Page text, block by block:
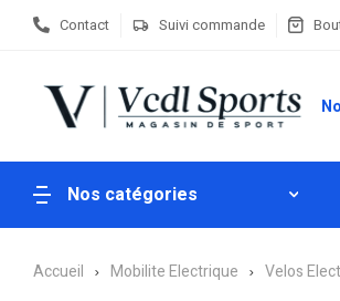
Contact Suivi commande
Nos catégories
Accueil Mobilite Electrique Velos